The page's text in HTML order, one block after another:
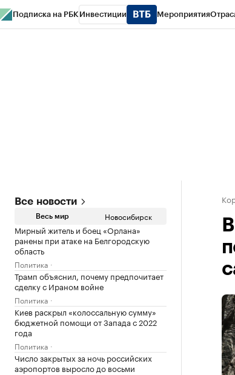
Подписка на РБК Инвестиции Мероприятия
Все новости
Весь мир Новосибирск
Мирный житель и боец «Орлана»
ранены при атаке на Белгородскую
область
Политика
Трамп объяснил, почему предпочитает
сделку с Ираном войне
Политика
Киев раскрыл «колоссальную сумму»
бюджетной помощи от Запада с 2022
года
Политика
Число закрытых за ночь российских
аэропортов выросло до восьми